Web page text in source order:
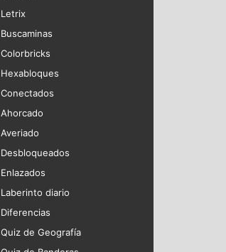
Letrix
Buscaminas
Colorbricks
Hexabloques
Conectados
Ahorcado
Averiado
Desbloqueados
Enlazados
Laberinto diario
Diferencias
Quiz de Geografía